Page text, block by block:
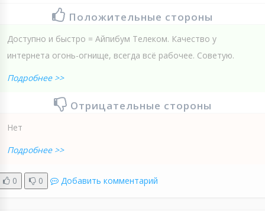
Положительные стороны
Доступно и быстро = Айпибум Телеком. Качество у
интернета огонь-огнище, всегда всё рабочее. Советую.
Подробнее >>
Отрицательные стороны
Нет
Подробнее >>
0 0 Добавить комментарий